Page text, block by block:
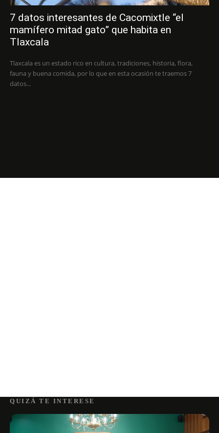
7 datos interesantes de Cacomixtle “el
mamífero mitad gato” que habita en
Tlaxcala
Tlaxcala es un estado rico en cultura, tradiciones, historia, flora,
fauna y buena comida, por lo que en esta ocasión te traemos 7
datos...
QUIZÁ TE INTERESE